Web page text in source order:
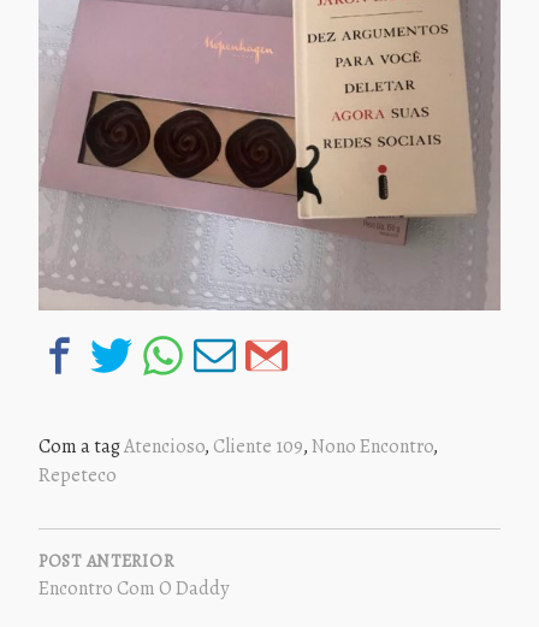
Com a tagAtencioso, Cliente 109,Nono Encontro,
Repeteco
NAVEGAÇÃO
DE
POST
POST ANTERIOR
Encontro Com O Daddy